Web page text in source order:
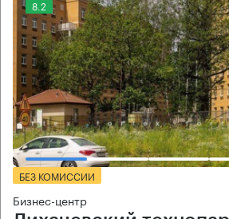
8.2
БЕЗ КОМИССИИ
Бизнес-центр